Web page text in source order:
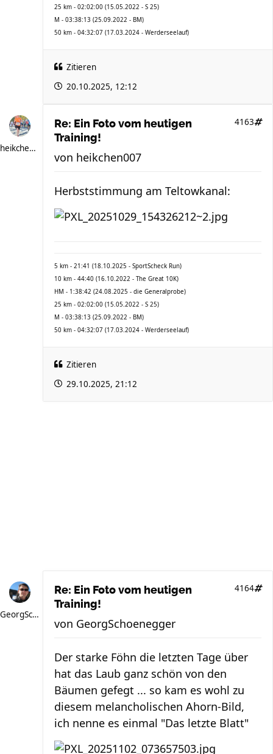
25 km - 02:02:00 (15.05.2022 - S 25)
M - 03:38:13 (25.09.2022 - BM)
50 km - 04:32:07 (17.03.2024 - Werderseelauf)
Zitieren
20.10.2025, 12:12
heikchen007
Re: Ein Foto vom heutigen
Training!
4163
von heikchen007
Herbststimmung am Teltowkanal:
5 km - 21:41 (18.10.2025 - SportScheck Run)
10 km - 44:40 (16.10.2022 - The Great 10K)
HM - 1:38:42 (24.08.2025 - die Generalprobe)
25 km - 02:02:00 (15.05.2022 - S 25)
M - 03:38:13 (25.09.2022 - BM)
50 km - 04:32:07 (17.03.2024 - Werderseelauf)
Zitieren
29.10.2025, 21:12
GeorgSchoenegger
Re: Ein Foto vom heutigen
Training!
4164
von GeorgSchoenegger
Der starke Föhn die letzten Tage über
hat das Laub ganz schön von den
Bäumen gefegt ... so kam es wohl zu
diesem melancholischen Ahorn-Bild,
ich nenne es einmal "Das letzte Blatt"